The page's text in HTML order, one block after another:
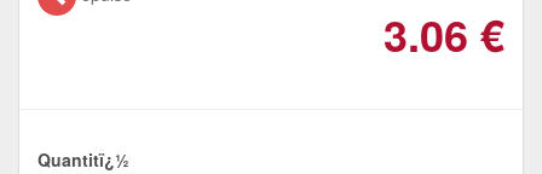
3.06 €
Quantitï¿½